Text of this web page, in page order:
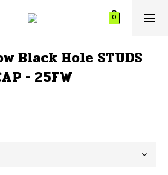
Black Hole STUDS
- 25FW